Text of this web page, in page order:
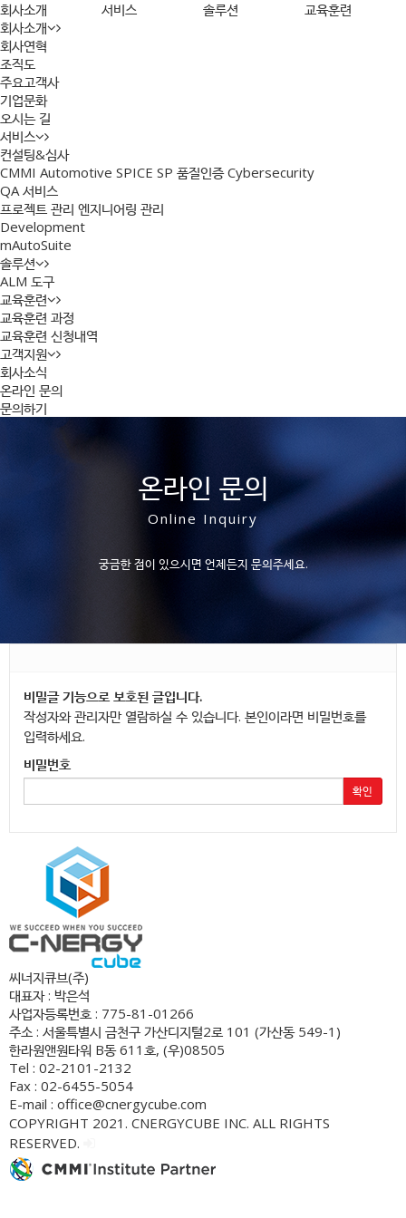
회사소개 서비스 솔루션
교육훈련
회사소개
회사연혁
조직도
주요고객사
기업문화
오시는 길
서비스
컨설팅&심사
CMMI Automotive SPICE SP 품질인증Cybersecurity
QA 서비스
프로젝트 관리 엔지니어링 관리
Development
mAutoSuite
솔루션
ALM 도구
교육훈련
교육훈련 과정
교육훈련 신청내역
고객지원
회사소식
온라인 문의
문의하기
온라인 문의
Online Inquiry
궁금한 점이 있으시면 언제든지 문의주세요.
비밀글 기능으로 보호된 글입니다.
작성자와 관리자만 열람하실 수 있습니다. 본인이라면 비밀번호를
입력하세요.
비밀번호
확인
씨너지큐브(주)
대표자 : 박은석
사업자등록번호 : 775-81-01266
주소 : 서울특별시 금천구 가산디지털2로 101 (가산동 549-1)
한라원앤원타워 B동 611호, (우)08505
Tel : 02-2101-2132
Fax : 02-6455-5054
E-mail : office@cnergycube.com
COPYRIGHT 2021. CNERGYCUBE INC. ALL RIGHTS
RESERVED.